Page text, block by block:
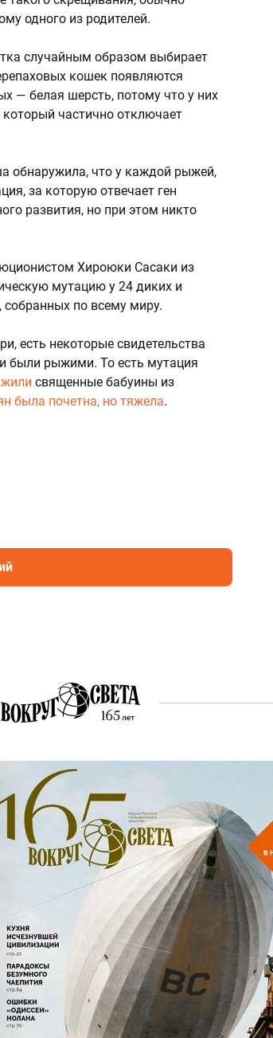
одного из родителей.
случайным образом выбирает
кошек появляются
— белая шерсть, потому что у них
который частично отключает
обнаружила, что у каждой рыжей,
за которую отвечает ген
развития, но при этом никто
Хироюки Сасаки из
мутацию у 24 диких и
по всему миру.
есть некоторые свидетельства
были рыжими. То есть мутация
жили священные бабуины из
была почетна, но тяжела.